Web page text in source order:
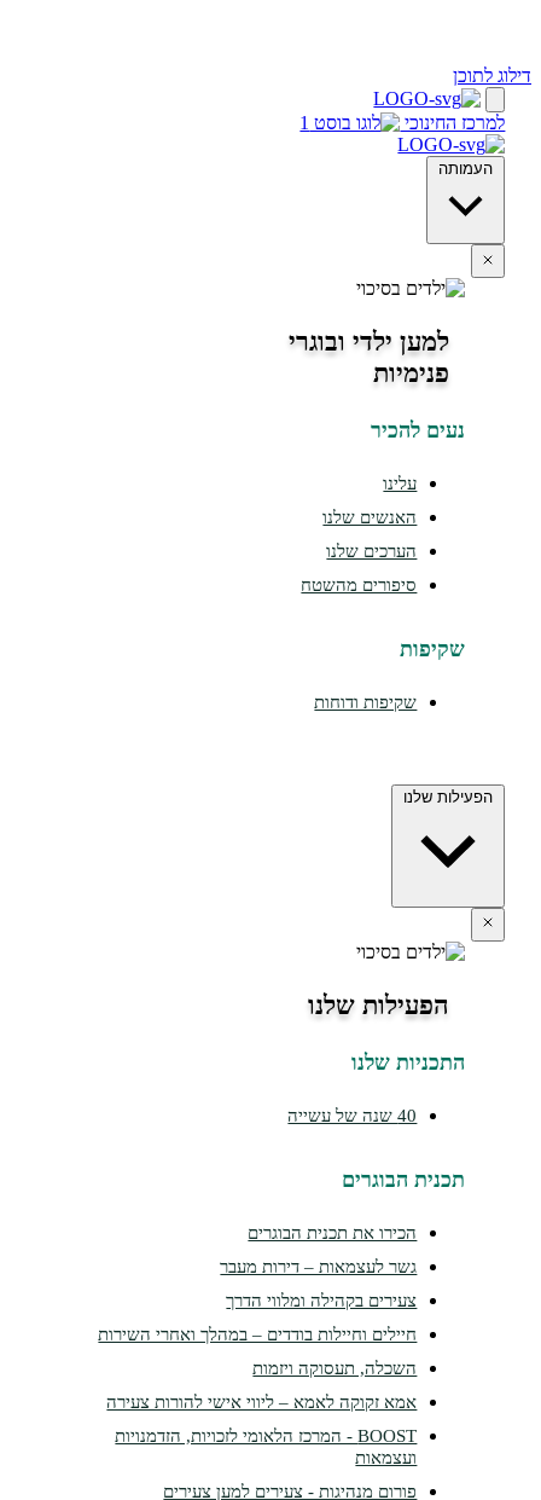
ילדי ובוגרי
האנשים שלנו
הערכים שלנו
סיפורים מהשטח
שקיפות ודוחות
שלנו
שלנו
הבוגרים
הכירו את תכנית הבוגרים
גשר לעצמאות – דירות מעבר
צעירים בקהילה ומלווי הדרך
חיילים וחיילות בודדים – במהלך ואחרי השירות
השכלה, תעסוקה ויזמות
אמא זקוקה לאמא – ליווי אישי להורות צעירה
BOOST - המרכז הלאומי לזכויות, הזדמנויות
פורום מנהיגות - צעירים למען צעירים